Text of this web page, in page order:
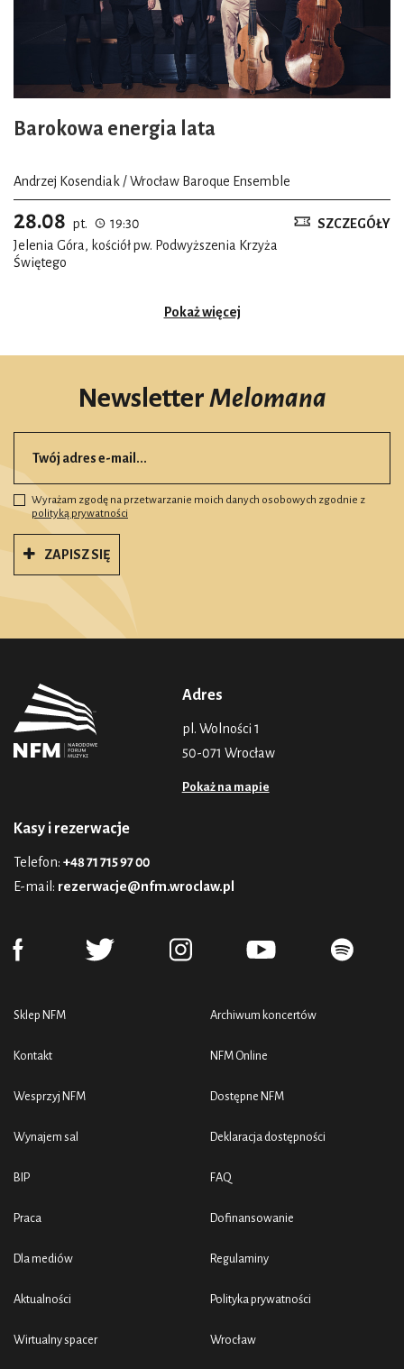
Barokowa energia lata
Andrzej Kosendiak / Wrocław Baroque Ensemble
28.08 pt.
19:30
Jelenia Góra, kościół pw. Podwyższenia Krzyża
Świętego
SZCZEGÓŁY
Pokaż więcej
NewsletterMelomana
Wyrażam zgodę na przetwarzanie moich danych osobowych zgodnie z
polityką prywatności
ZAPISZ SIĘ
Adres
pl. Wolności 1
50-071 Wrocław
Pokaż na mapie
Kasy i rezerwacje
Telefon: +48 71 715 97 00
E-mail: rezerwacje@nfm.wroclaw.pl
Sklep NFM
Kontakt
Wesprzyj NFM
Wynajem sal
BIP
Praca
Dla mediów
Aktualności
Wirtualny spacer
Archiwum koncertów
NFM Online
Dostępne NFM
Deklaracja dostępności
FAQ
Dofinansowanie
Regulaminy
Polityka prywatności
Wrocław